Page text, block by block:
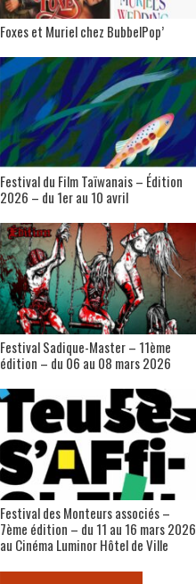
Foxes et Muriel chez BubbelPop’
Festival du Film Taïwanais – Édition
2026 – du 1er au 10 avril
Festival Sadique-Master – 11ème
édition – du 06 au 08 mars 2026
Festival des Monteurs associés –
7ème édition – du 11 au 16 mars 2026
au Cinéma Luminor Hôtel de Ville